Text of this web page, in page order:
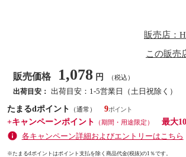
販売店：
この販売
販売価格 1,078 円 （税込）
出荷目安： 出荷目安：1-5営業日（土日祝除く）
たまるdポイント
（通常）
9
+キャンペーンポイント
（期間・用途限定）
最大
各キャンペーン詳細およびエントリーはこちら
※たまるdポイントはポイント支払を除く商品代金(税抜)の1％です。